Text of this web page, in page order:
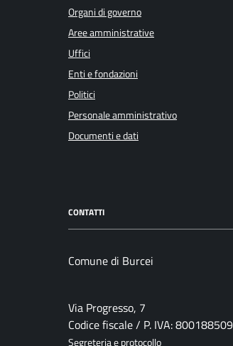
Organi di governo
Aree amministrative
Uffici
Enti e fondazioni
Politici
Personale amministrativo
Documenti e dati
CONTATTI
Comune di Burcei
Via Progresso, 7
Codice fiscale / P. IVA:
Segreteria e protocollo